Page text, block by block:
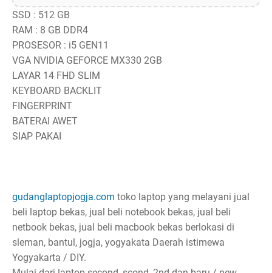
SSD : 512 GB
RAM : 8 GB DDR4
PROSESOR : i5 GEN11
VGA NVIDIA GEFORCE MX330 2GB
LAYAR 14 FHD SLIM
KEYBOARD BACKLIT
FINGERPRINT
BATERAI AWET
SIAP PAKAI
gudanglaptopjogja.com toko laptop yang melayani jual
beli laptop bekas, jual beli notebook bekas, jual beli
netbook bekas, jual beli macbook bekas berlokasi di
sleman, bantul, jogja, yogyakata Daerah istimewa
Yogyakarta / DIY.